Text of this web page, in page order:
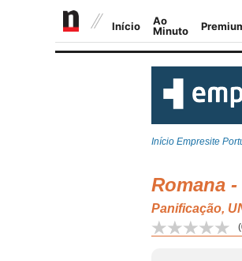
Início Empresite
Romana
Panificação,
(